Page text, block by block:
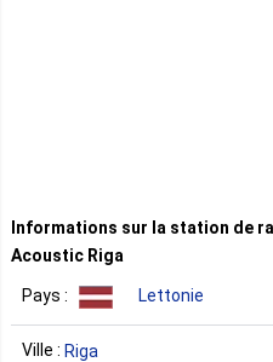
Informations sur la station de
Acoustic Riga
Pays : Lettonie
Ville : Riga